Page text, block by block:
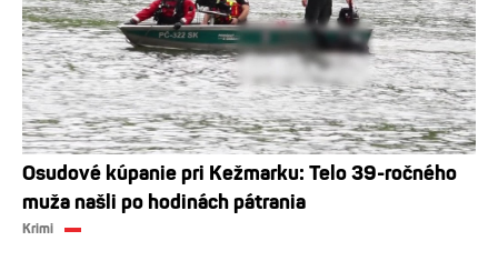
Osudové kúpanie pri Kežmarku: Telo 39-ročného
muža našli po hodinách pátrania
Krimi